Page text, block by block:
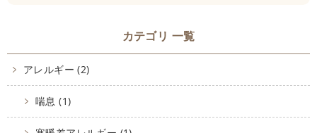
カテゴリ 一覧
アレルギー (2)
喘息 (1)